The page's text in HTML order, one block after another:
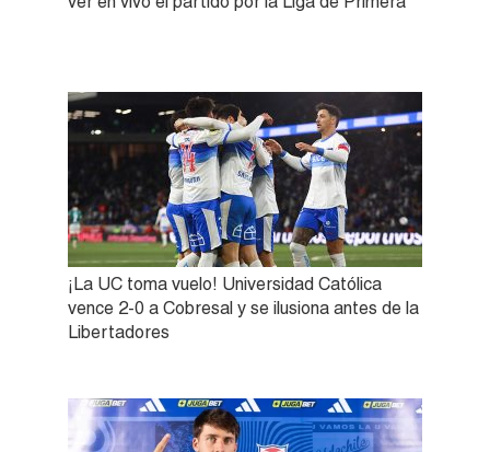
¡La UC toma vuelo! Universidad Católica
vence 2-0 a Cobresal y se ilusiona antes de la
Libertadores